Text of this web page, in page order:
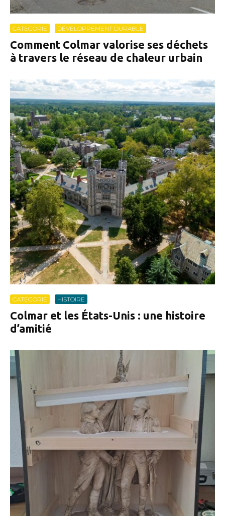
CATEGORIE DÉVELOPPEMENT DURABLE
Comment Colmar valorise ses déchets
à travers le réseau de chaleur urbain
CATEGORIE HISTOIRE
Colmar et les États-Unis : une histoire
d’amitié